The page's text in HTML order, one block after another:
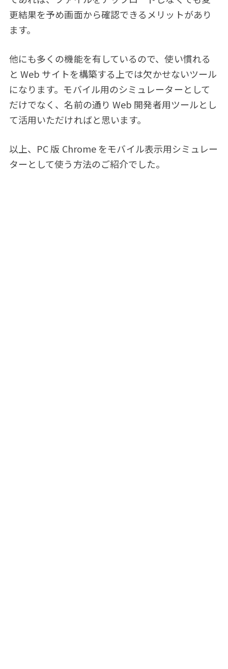
更結果を予め画面から確認できるメリットがあり
ます。
他にも多くの機能を有しているので、使い慣れる
と Web サイトを構築する上では欠かせないツール
になります。モバイル用のシミュレーターとして
だけでなく、名前の通り Web 開発者用ツールとし
て活用いただければと思います。
以上、PC 版 Chrome をモバイル表示用シミュレー
ターとして使う方法のご紹介でした。